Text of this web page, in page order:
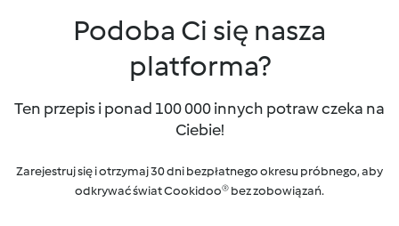
Podoba Ci się nasza
platforma?
Ten przepis i ponad 100 000 innych potraw czeka na
Ciebie!
Zarejestruj się i otrzymaj 30 dni bezpłatnego okresu próbnego, aby
odkrywać świat Cookidoo® bez zobowiązań.